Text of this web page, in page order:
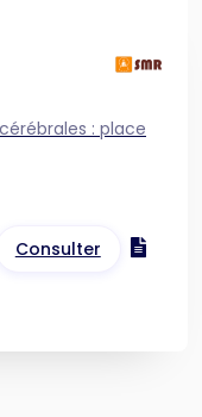
: place
Consulter